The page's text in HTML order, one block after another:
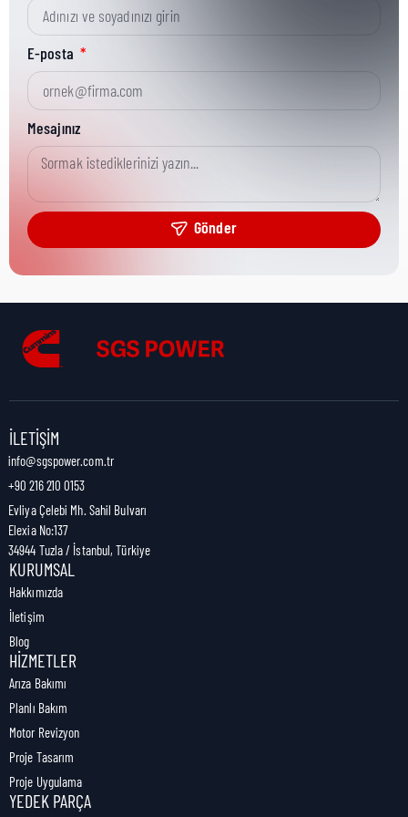
Kısa Parça No:
Ürün Grubu:
Ürün Kategorisi:
Nakliye Yüksekliği:
Nakliye Uzunluğu:
Nakliye Ağırlığı:
E-posta
Mesajınız
Gönder
İLETIŞIM
info@sgspower.com.tr
+90 216 210 0153
Evliya Çelebi Mh. Sahil Bulvarı
Elexia No:137
34944 Tuzla / İstanbul, Türkiye
KURUMSAL
Hakkımızda
İletişim
Blog
HIZMETLER
Arıza Bakımı
Planlı Bakım
Motor Revizyon
Proje Tasarım
Proje Uygulama
YEDEK PARÇA